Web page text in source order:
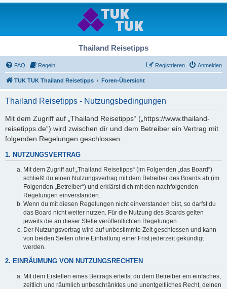
Thailand Reisetipps
FAQ Regeln Anmelden
Registrieren
TUK TUK Thailand Reisetipps Foren-Übersicht
Thailand Reisetipps - Nutzungsbedingungen
Mit dem Zugriff auf „Thailand Reisetipps“ („https://www.thailand-
reisetipps.de“) wird zwischen dir und dem Betreiber ein Vertrag mit
folgenden Regelungen geschlossen:
1. NUTZUNGSVERTRAG
Mit dem Zugriff auf „Thailand Reisetipps“ (im Folgenden „das Board“)
schließt du einen Nutzungsvertrag mit dem Betreiber des Boards ab (im
Folgenden „Betreiber“) und erklärst dich mit den nachfolgenden
Regelungen einverstanden.
Wenn du mit diesen Regelungen nicht einverstanden bist, so darfst du
das Board nicht weiter nutzen. Für die Nutzung des Boards gelten
jeweils die an dieser Stelle veröffentlichten Regelungen.
Der Nutzungsvertrag wird auf unbestimmte Zeit geschlossen und kann
von beiden Seiten ohne Einhaltung einer Frist jederzeit gekündigt
werden.
2. EINRÄUMUNG VON NUTZUNGSRECHTEN
Mit dem Erstellen eines Beitrags erteilst du dem Betreiber ein einfaches,
zeitlich und räumlich unbeschränktes und unentgeltliches Recht, deinen